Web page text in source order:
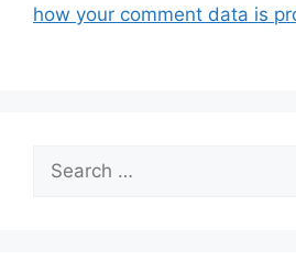
how your comment data is